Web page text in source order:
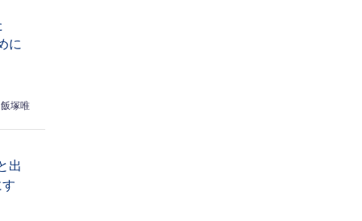
に
飯塚唯
出